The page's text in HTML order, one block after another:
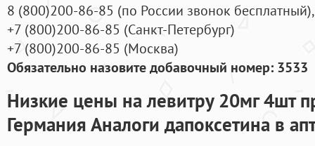
8 (800)200-86-85 (по России звонок бесплатный),
+7 (800)200-86-85 (Санкт-Петербург)
+7 (800)200-86-85 (Москва)
Обязательно назовите добавочный номер: 3533
Низкие цены на левитру 20мг 4шт
Германия Аналоги дапоксетина в